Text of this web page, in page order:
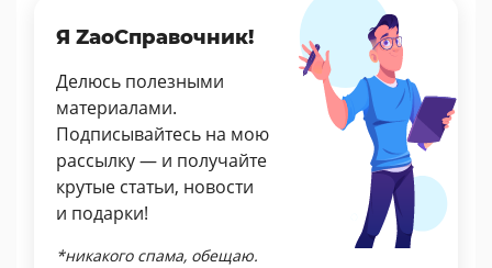
Я ZaoСправочник!
Делюсь полезными
материалами.
Подписывайтесь на мою
рассылку — и получайте
крутые статьи, новости
и подарки!
*никакого спама, обещаю.